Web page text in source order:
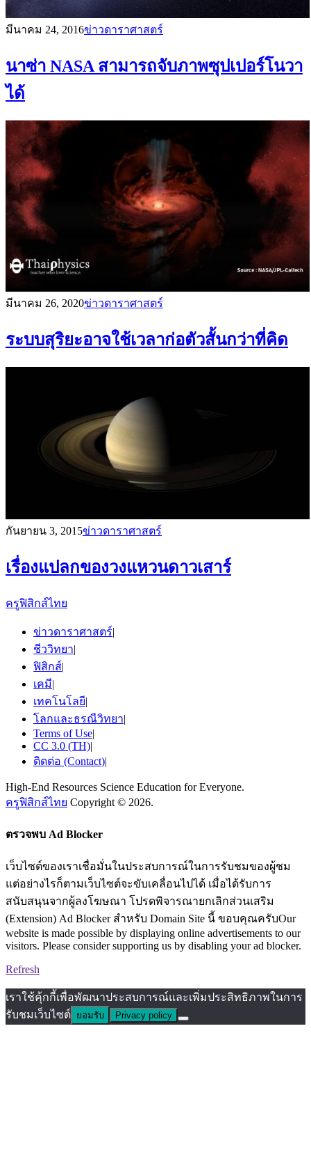
มีนาคม 24, 2016ข่าวดาราศาสตร์
นาซ่า NASA สามารถจับภาพซุปเปอร์โนวา
ได้
มีนาคม 26, 2020ข่าวดาราศาสตร์
ระบบสุริยะอาจใช้เวลาก่อตัวสั้นกว่าที่คิด
กันยายน 3, 2015ข่าวดาราศาสตร์
เรื่องแปลกของวงแหวนดาวเสาร์
ครูฟิสิกส์ไทย
ข่าวดาราศาสตร์|
ชีววิทยา|
ฟิสิกส์|
เคมี|
เทคโนโลยี|
โลกและธรณีวิทยา|
Terms of Use|
CC 3.0 (TH)|
ติดต่อ (Contact)|
High-End Resources Science Education for Everyone.
ครูฟิสิกส์ไทย Copyright © 2026.
ตรวจพบ Ad Blocker
เว็บไซต์ของเราเชื่อมั่นในประสบการณ์ในการรับชมของผู้ชม
แต่อย่างไรก็ตามเว็บไซต์จะขับเคลื่อนไปได้ เมื่อได้รับการ
สนับสนุนจากผู้ลงโฆษณา โปรดพิจารณายกเลิกส่วนเสริม
(Extension) Ad Blocker สำหรับ Domain Site นี้ ขอบคุณครับOur
website is made possible by displaying online advertisements to our
visitors. Please consider supporting us by disabling your ad blocker.
Refresh
เราใช้คุ้กกี้เพื่อพัฒนาประสบการณ์และเพิ่มประสิทธิภาพในการ
รับชมเว็บไซต์ ยอมรับ Privacy policy